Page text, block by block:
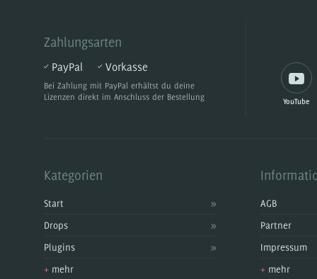
Zahlungsarten
PayPal Vorkasse
Bei Zahlung mit PayPal erhältst du deine
Lizenzen direkt im Anschluss der Bestellung
YouTube
Kategorien
Start
Drops
Plugins
+ mehr
AGB
Partner
Impressum
+ mehr